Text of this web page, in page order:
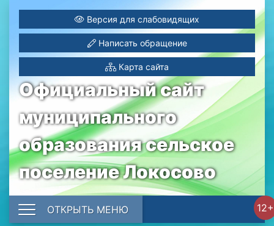
Официальный сайт
муниципального
образования сельское
поселение Локосово
Версия для слабовидящих
Написать обращение
Карта сайта
12+
ОТКРЫТЬ МЕНЮ